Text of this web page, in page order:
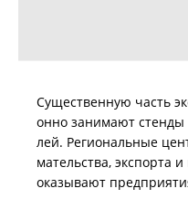
Существенную часть
онно занимают
лей. Региональ­ные
ма­тель­ства, экспорта
оказывают